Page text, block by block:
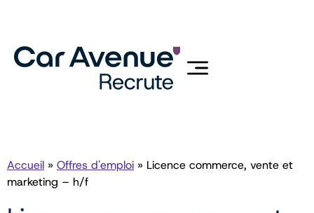
Accueil » Offres d'emploi » Licence commerce, vente et
marketing – h/f